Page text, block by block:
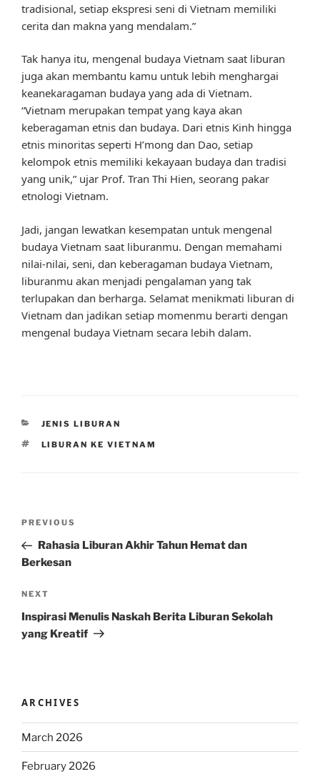
tradisional, setiap ekspresi seni di Vietnam memiliki
cerita dan makna yang mendalam.”
Tak hanya itu, mengenal budaya Vietnam saat liburan
juga akan membantu kamu untuk lebih menghargai
keanekaragaman budaya yang ada di Vietnam.
“Vietnam merupakan tempat yang kaya akan
keberagaman etnis dan budaya. Dari etnis Kinh hingga
etnis minoritas seperti H’mong dan Dao, setiap
kelompok etnis memiliki kekayaan budaya dan tradisi
yang unik,” ujar Prof. Tran Thi Hien, seorang pakar
etnologi Vietnam.
Jadi, jangan lewatkan kesempatan untuk mengenal
budaya Vietnam saat liburanmu. Dengan memahami
nilai-nilai, seni, dan keberagaman budaya Vietnam,
liburanmu akan menjadi pengalaman yang tak
terlupakan dan berharga. Selamat menikmati liburan di
Vietnam dan jadikan setiap momenmu berarti dengan
mengenal budaya Vietnam secara lebih dalam.
CATEGORIES
JENIS LIBURAN
TAGS
LIBURAN KE VIETNAM
Previous
Post
PREVIOUS
Rahasia Liburan Akhir Tahun Hemat dan
Berkesan
Next
Post
NEXT
Inspirasi Menulis Naskah Berita Liburan Sekolah
yang Kreatif
ARCHIVES
March 2026
February 2026